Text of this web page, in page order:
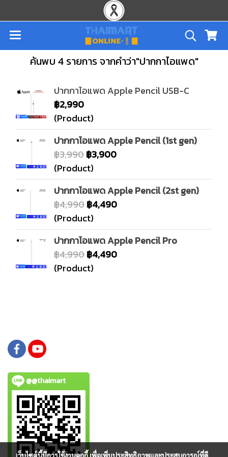
ค้นพบ 4 รายการ จากคำว่า"ปากกาไอแพด"
ปากกาไอแพด Apple Pencil USB-C
฿2,990
(Product)
ปากกาไอแพด Apple Pencil (1st gen)
฿3,990฿3,900
(Product)
ปากกาไอแพด Apple Pencil (2st gen)
฿4,990฿4,490
(Product)
ปากกาไอแพด Apple Pencil Pro
฿4,990฿4,490
(Product)
@@thaimart